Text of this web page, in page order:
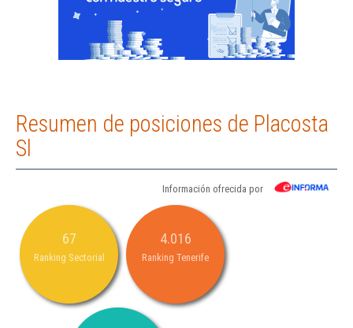
Resumen de posiciones de Placosta
Sl
Información ofrecida por
67
Ranking Sectorial
4.016
Ranking Tenerife